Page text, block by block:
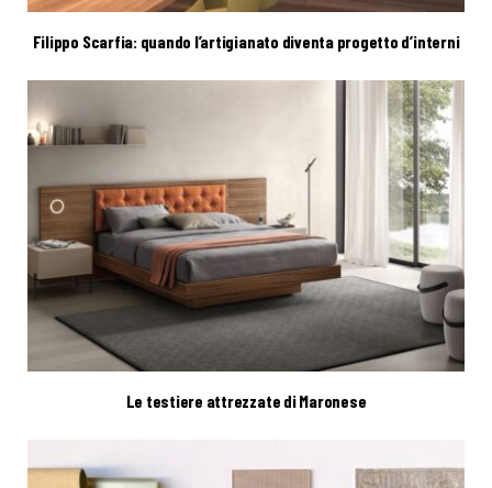
Filippo Scarfia: quando l’artigianato diventa progetto d’interni
Le testiere attrezzate di Maronese